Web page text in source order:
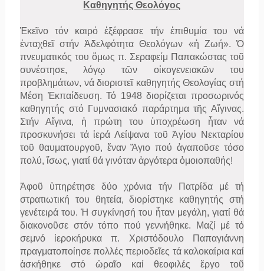
Καθηγητής Θεολόγος
Ἐκεῖνο τόν καιρό ἐξέφρασε τήν ἐπιθυμία του νά
ἐνταχθεῖ στήν Ἀδελφότητα Θεολόγων «ἡ Ζωή». Ὁ
πνευματικός του ὅμως π. Σεραφείμ Παπακώστας τοῦ
συνέστησε, λόγῳ τῶν οἰκογενειακῶν του
προβλημάτων, νά διοριστεῖ καθηγητής Θεολογίας στή
Μέση Ἐκπαίδευση. Τό 1948 διορίζεται προσωρινός
καθηγητής στό Γυμνασιακό παράρτημα τῆς Αἴγινας.
Στήν Αἴγινα, ἡ πρώτη του ὑποχρέωση ἦταν νά
προσκυνήσει τά ἱερά Λείψανα τοῦ Ἁγίου Νεκταρίου
τοῦ θαυματουργοῦ, ἕναν Ἅγιο πού ἀγαποῦσε τόσο
πολύ, ἴσως, γιατί θά γινόταν ἀργότερα ὁμοιοπαθής!
Ἀφοῦ ὑπηρέτησε δύο χρόνια τήν Πατρίδα μέ τή
στρατιωτική του θητεία, διορίστηκε καθηγητής στή
γενέτειρά του. Ἡ συγκίνησή του ἦταν μεγάλη, γιατί θά
διακονοῦσε στόν τόπο πού γεννήθηκε. Μαζί μέ τό
σεμνό ἱεροκήρυκα π. Χριστόδουλο Παπαγιάννη
πραγματοποίησε πολλές περιοδεῖες τά καλοκαίρια καί
ἀσκήθηκε στό ὡραῖο καί θεοφιλές ἔργο τοῦ